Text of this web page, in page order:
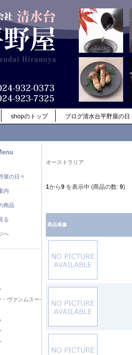
shopのトップ ブログ清水台平野屋の日
屋の日々
内
商品
る
へ
ヴァンムスー-
オーストラリア
1から9 を表示中 (商品の数: 9)
商品画像